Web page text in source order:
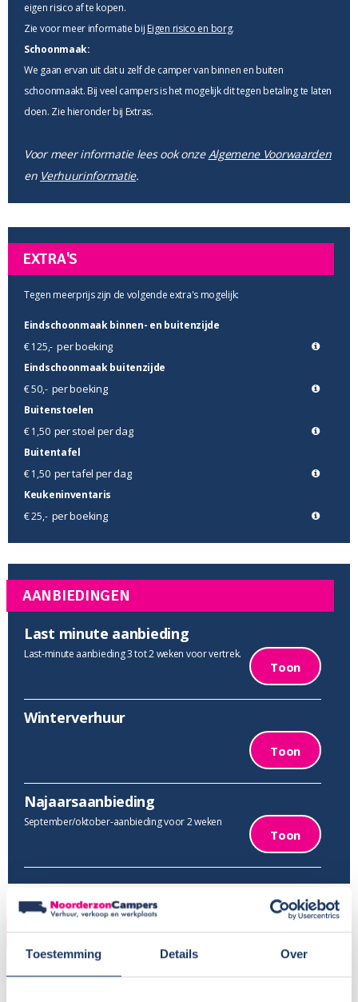
Toestemming Details Over
eigen risico af te kopen.
Zie voor meer informatie bij Eigen risico en borg.
Schoonmaak:
We gaan ervan uit dat u zelf de camper van binnen en buiten
schoonmaakt. Bij veel campers is het mogelijk dit tegen betaling te laten
doen. Zie hieronder bij Extras.
Voor meer informatie lees ook onzeAlgemene Voorwaarden
en Verhuurinformatie.
EXTRA'S
Tegen meerprijs zijn de volgende extra's mogelijk:
Eindschoonmaak binnen- en buitenzijde
€ 125,-per boeking
Eindschoonmaak buitenzijde
€ 50,- per boeking
Buitenstoelen
€ 1,50 per stoel per dag
Buitentafel
€ 1,50 per tafel per dag
Keukeninventaris
€ 25,- per boeking
AANBIEDINGEN
Last minute aanbieding
Last-minute aanbieding 3 tot 2 weken voor vertrek.
Toon
Winterverhuur
Toon
Najaarsaanbieding
September/oktober-aanbieding voor 2 weken
Toon
VERHUUR